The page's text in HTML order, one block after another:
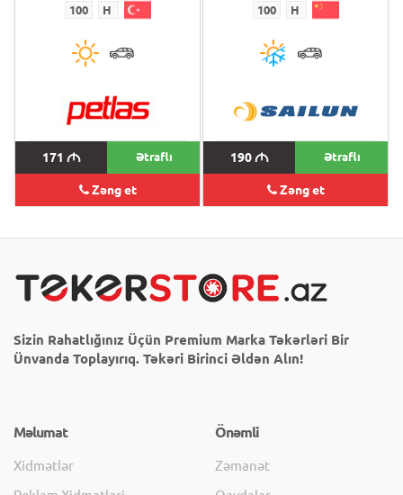
100 H
171 M Ətraflı
Zəng et
100 H
190M Ətraflı
Zəng et
Sizin Rahatlığınız Üçün Premium Marka Təkərləri Bir
Ünvanda Toplayırıq. Təkəri Birinci Əldən Alın!
Məlumat
Xidmətlər
Önəmli
Zəmanət